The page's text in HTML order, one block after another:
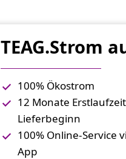
TEAG.Strom
100% Ökostrom
12 Monate
Lieferbeginn
100% Online-Service
App